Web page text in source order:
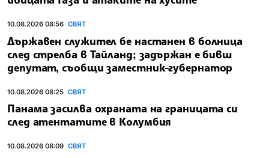
10.08.2026 08:56 СВЯТ
Държавен служител бе настанен в болница
след стрелба в Тайланд; задържан е бивш
депутат, съобщи заместник-губернатор
10.08.2026 08:25 СВЯТ
Панама засилва охраната на границата си
след атентатите в Колумбия
10.08.2026 08:09 СВЯТ